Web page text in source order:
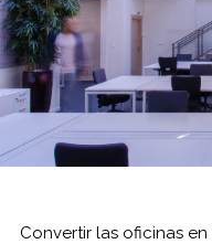
Convertir las oficinas en